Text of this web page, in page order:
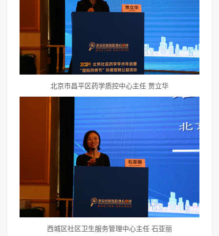
北京市昌平区药学质控中心主任 贾立华
西城区社区卫生服务管理中心主任 石亚丽